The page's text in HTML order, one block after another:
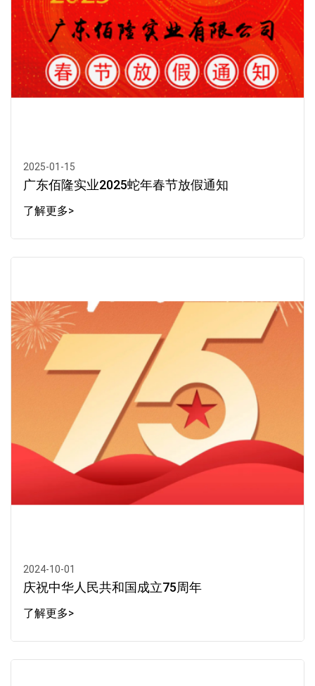
2025-01-15
广东佰隆实业2025蛇年春节放假通知
了解更多>
2024-10-01
庆祝中华人民共和国成立75周年
了解更多>